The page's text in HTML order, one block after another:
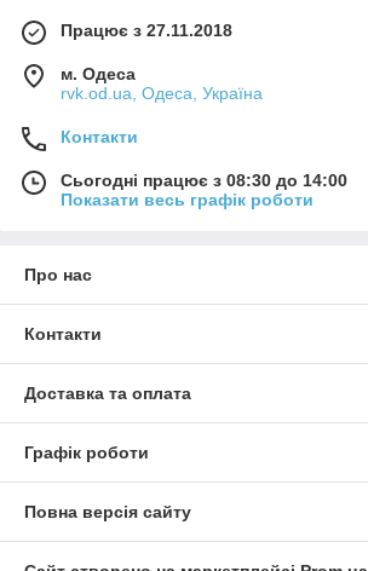
Працює з 27.11.2018
м. Одеса
rvk.od.ua, Одеса, Україна
Контакти
Сьогодні працює з 08:30 до 14:00
Показати весь графік роботи
Про нас
Контакти
Доставка та оплата
Графік роботи
Повна версія сайту